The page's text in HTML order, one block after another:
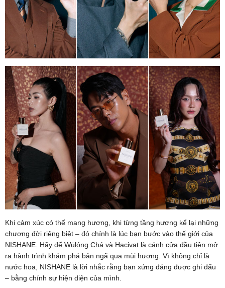
Khi cảm xúc có thể mang hương, khi từng tầng hương kể lại những
chương đời riêng biệt – đó chính là lúc bạn bước vào thế giới của
NISHANE. Hãy để Wūlóng Chá và Hacivat là cánh cửa đầu tiên mở
ra hành trình khám phá bản ngã qua mùi hương. Vì không chỉ là
nước hoa, NISHANE là lời nhắc rằng bạn xứng đáng được ghi dấu
– bằng chính sự hiện diện của mình.